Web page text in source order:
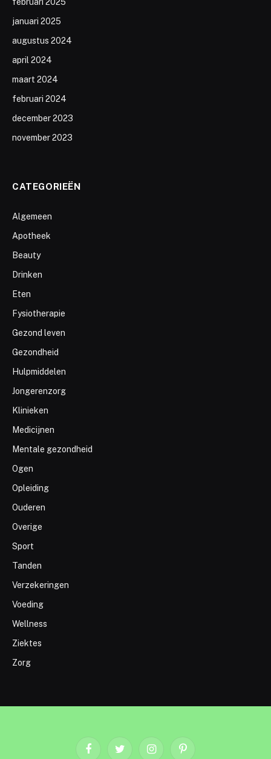
januari 2025
augustus 2024
april 2024
maart 2024
februari 2024
december 2023
november 2023
CATEGORIEËN
Algemeen
Apotheek
Beauty
Drinken
Eten
Fysiotherapie
Gezond leven
Gezondheid
Hulpmiddelen
Jongerenzorg
Klinieken
Medicijnen
Mentale gezondheid
Ogen
Opleiding
Ouderen
Overige
Sport
Tanden
Verzekeringen
Voeding
Wellness
Ziektes
Zorg
FacebookTwitter InstagramPinterest